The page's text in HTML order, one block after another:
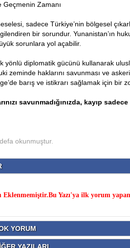
Geçmenin Zamanı
sadece Türkiye’nin bölgesel
bir sorundur. Yunanistan’ın
sorunlara yol açabilir.
yönlü diplomatik gücünü kullanarak
zeminde haklarını savunması ve
barış ve istikrarı sağlamak için bir
savunmadığınızda, kayıp
defa okunmuştur.
Eklenmemiştir.Bu Yazı'ya ilk yorum
YORUM